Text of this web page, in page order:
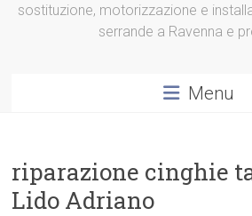
sostituzione, motorizzazione e
serrande a Ravenna e
Menu
riparazione cinghie
Lido Adriano